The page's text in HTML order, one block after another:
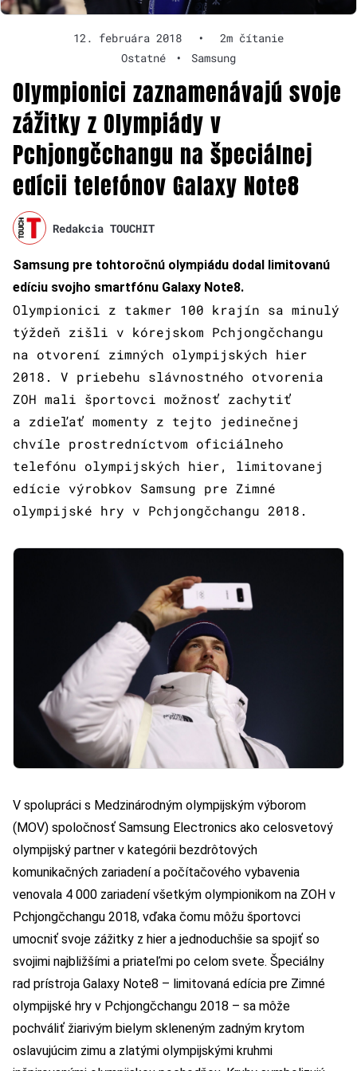
12. februára 2018 •
2m čítanie
Ostatné
• Samsung
Olympionici zaznamenávajú svoje
zážitky z Olympiády v
Pchjongčchangu na špeciálnej
edícii telefónov Galaxy Note8
Redakcia TOUCHIT
Samsung pre tohtoročnú olympiádu dodal limitovanú
edíciu svojho smartfónu Galaxy Note8.
Olympionici z takmer 100 krajín sa minulý
týždeň zišli v kórejskom Pchjongčchangu
na otvorení zimných olympijských hier
2018. V priebehu slávnostného otvorenia
ZOH mali športovci možnosť zachytiť
a zdieľať momenty z tejto jedinečnej
chvíle prostredníctvom oficiálneho
telefónu olympijských hier, limitovanej
edície výrobkov Samsung pre Zimné
olympijské hry v Pchjongčchangu 2018.
V spolupráci s Medzinárodným olympijským výborom
(MOV) spoločnosť Samsung Electronics ako celosvetový
olympijský partner v kategórii bezdrôtových
komunikačných zariadení a počítačového vybavenia
venovala 4 000 zariadení všetkým olympionikom na ZOH v
Pchjongčchangu 2018, vďaka čomu môžu športovci
umocniť svoje zážitky z hier a jednoduchšie sa spojiť so
svojimi najbližšími a priateľmi po celom svete. Špeciálny
rad prístroja Galaxy Note8 – limitovaná edícia pre Zimné
olympijské hry v Pchjongčchangu 2018 – sa môže
pochváliť žiarivým bielym skleneným zadným krytom
oslavujúcim zimu a zlatými olympijskými kruhmi